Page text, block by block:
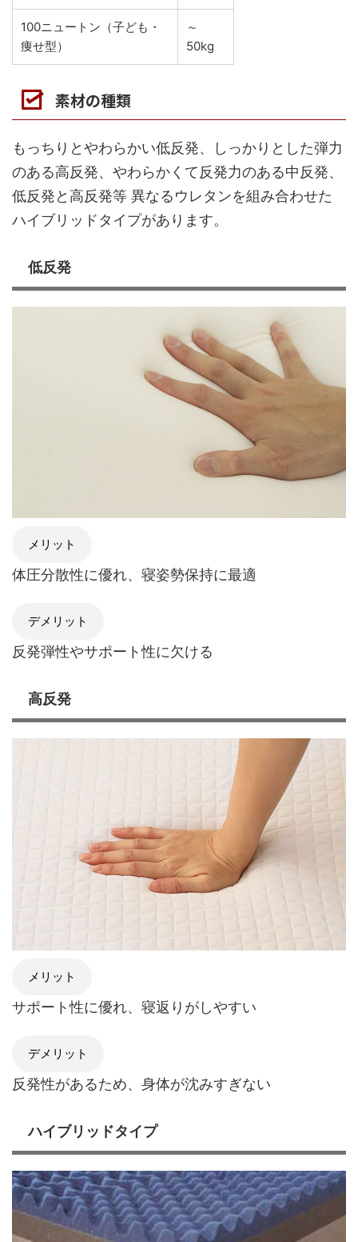
100ニュートン（子ども・
痩せ型）
～
50kg
素材の種類
もっちりとやわらかい低反発、しっかりとした弾力
のある高反発、やわらかくて反発力のある中反発、
低反発と高反発等 異なるウレタンを組み合わせた
ハイブリッドタイプがあります。
低反発
メリット
体圧分散性に優れ、寝姿勢保持に最適
デメリット
反発弾性やサポート性に欠ける
高反発
メリット
サポート性に優れ、寝返りがしやすい
デメリット
反発性があるため、身体が沈みすぎない
ハイブリッドタイプ